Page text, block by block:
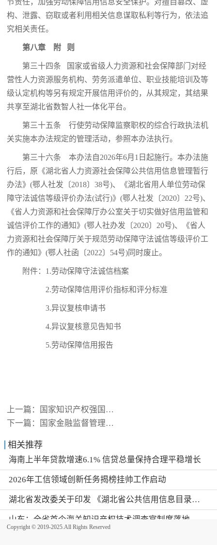
节责任，加强劳动保障信用信息安全保护。对擅自篡改、虚
构、泄露、窃取或者利用相关信息谋取私利等行为，依法追
究相关责任。
第八章 附 则
第三十四条 国家或省级人力资源和社会保障部门对经
营性人力资源服务机构、劳务派遣单位、职业技能培训及等
级认定机构等另有规定开展信用评价的，从其规定，其结果
共享至湖北省数智人社一体化平台。
第三十五条 行使劳动保障监察职权的综合行政执法机
关实施本办法规定的管理活动，参照本办法执行。
第三十六条 本办法自2026年6月1日起施行。本办法施
行后，原《湖北省人力资源社会保障公共信用信息管理暂行
办法》(鄂人社发〔2018〕38号)、《湖北省用人单位劳动保
障守法诚信等级评价办法(试行)》(鄂人社发〔2020〕22号)、
《省人力资源和社会保障厅办公室关于切实做好信用监管和
诚信评价工作的通知》(鄂人社办发〔2020〕20号)、《省人
力资源和社会保障厅关于规范劳动保障守法诚信等级评价工
作的通知》(鄂人社函〔2022〕54号)同时废止。
附件：1.劳动保障守法诚信档案
2.劳动保障信用评价指标和评分标准
3.异议复核申请书
4.异议复核意见告知书
5.劳动保障信用报告
上一篇：
国家知识产权强国建设工作部际
下一篇：
国家金融监督管理总局办公厅关
相关推荐
海南上半年贷款增速6.1% 信贷总量保持合理平稳增长
2026年工信领域创新任务揭榜挂帅工作启动
湖北省发改委关于印发 《湖北省公共信用信息目录（2026年版）》的通知
Copyright © 2019-2025.All Rights Reserved